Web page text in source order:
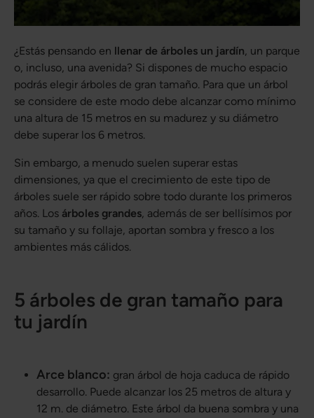
¿Estás pensando en llenar de árboles un jardín, un parque
o, incluso, una avenida? Si dispones de mucho espacio
podrás elegir árboles de gran tamaño. Para que un árbol
se considere de este modo debe alcanzar como mínimo
una altura de 15 metros en su madurez y su diámetro
debe superar los 6 metros.
Sin embargo, a menudo suelen superar estas
dimensiones, ya que el crecimiento de este tipo de
árboles suele ser rápido sobre todo durante los primeros
años. Los árboles grandes, además de ser bellísimos por
su tamaño y su follaje, aportan sombra y fresco a los
ambientes más cálidos.
5 árboles de gran tamaño para
tu jardín
Arce blanco: gran árbol de hoja caduca de rápido
desarrollo. Puede alcanzar los 25 metros de altura y
12 m. de diámetro. Este árbol da buena sombra y una